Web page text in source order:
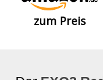
zum Preis